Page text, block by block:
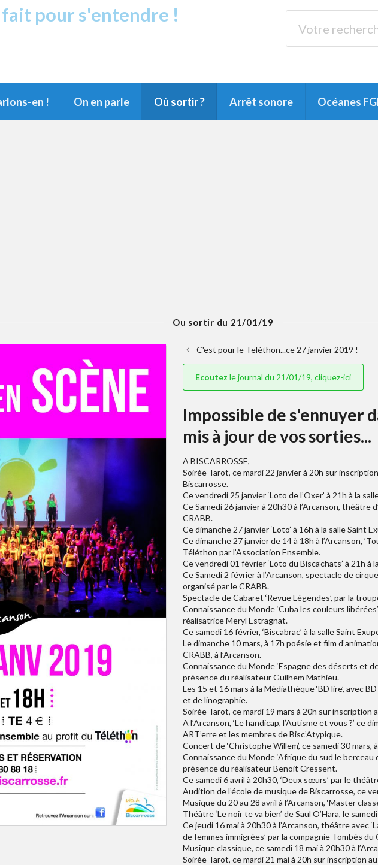
pour s'entendre !
en ! On en parle Où sortir ? Arrêt sonore Océanes
Ou sortir du 21/01/19
C'est pour le Teléthon...ce 27 janvier 2019 !
Ecoutez le journal du 21/01/19, cliquez-ici
Impossible de s'ennuyer
mis à jour de vos sorties...
A BISCARROSSE,
Soirée Tarot, ce mardi 22 janvier à 20h sur
Biscarrosse.
Ce vendredi 25 janvier ‘Loto de l’Oxer’ à 21h à la
Ce Samedi 26 janvier à 20h30 à l’Arcanson, théâtre
CRABB.
Ce dimanche 27 janvier ‘Loto’ à 16h à la salle Saint
Ce dimanche 27 janvier de 14 à 18h à l’Arcanson,
Téléthon par l’Association Ensemble.
Ce vendredi 01 février ‘Loto du Bisca’chats’ à 21h
Ce Samedi 2 février à l’Arcanson, spectacle de
organisé par le CRABB.
Spectacle de Cabaret ‘Revue Légendes’, par la
Connaissance du Monde ‘Cuba les couleurs
réalisatrice Meryl Estragnat.
Ce samedi 16 février, ‘Biscabrac’ à la salle Saint
Le dimanche 10 mars, à 17h poésie et film
CRABB, à l’Arcanson.
Connaissance du Monde ‘Espagne des déserts et
présence du réalisateur Guilhem Mathieu.
Les 15 et 16 mars à la Médiathèque ‘BD lire’, avec
et de linographie.
Soirée Tarot, ce mardi 19 mars à 20h sur inscription
A l’Arcanson, ‘Le handicap, l’Autisme et vous ?’ ce
ART’erre et les membres de Bisc’Atypique.
Concert de ‘Christophe Willem’, ce samedi 30 mars,
Connaissance du Monde ‘Afrique du sud le berceau
présence du réalisateur Benoit Cressent.
Ce samedi 6 avril à 20h30, ‘Deux sœurs’ par le
Audition de l’école de musique de Biscarrosse, ce
Musique du 20 au 28 avril à l’Arcanson, ‘Master
Théâtre ‘Le noir te va bien’ de Saul O’Hara, le
Ce jeudi 16 mai à 20h30 à l’Arcanson, théâtre avec
de femmes immigrées’ par la compagnie Tombés du
Musique classique, ce samedi 18 mai à 20h30 à
Soirée Tarot, ce mardi 21 mai à 20h sur inscription